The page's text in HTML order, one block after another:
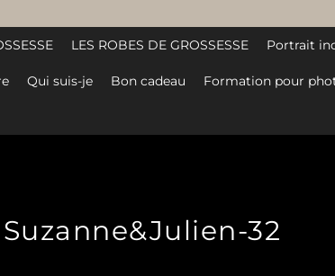
LES ROBES DE GROSSESSE Portrait
Qui suis-je Bon cadeau Formation pour
Suzanne&Julien-32